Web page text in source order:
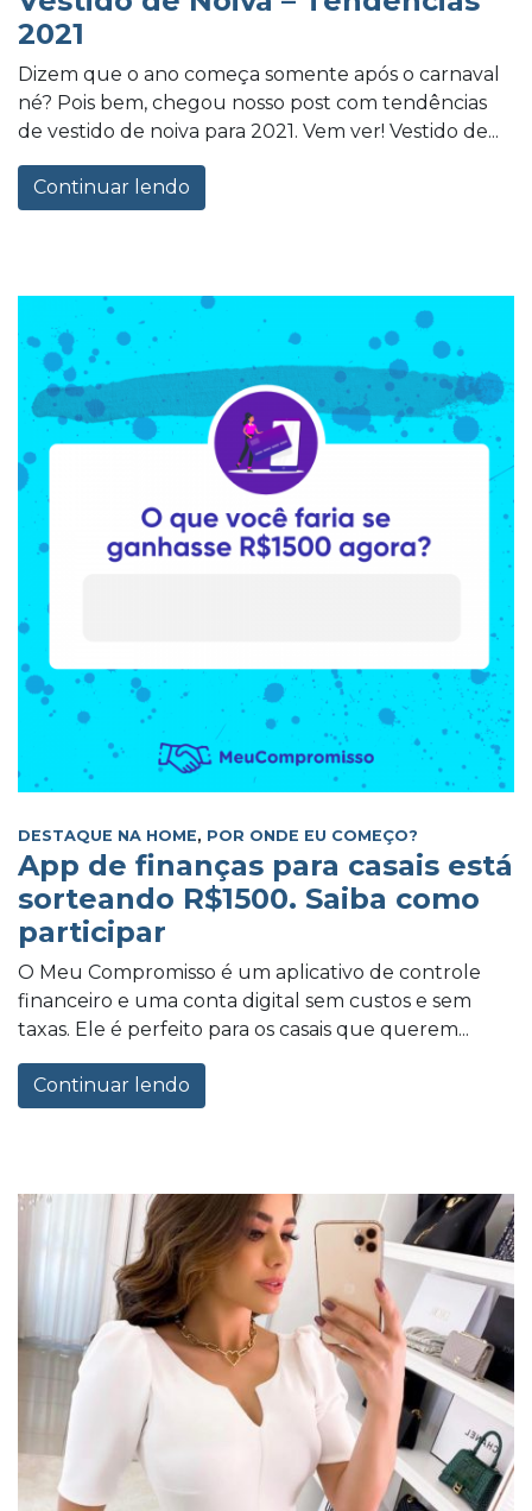
2021
Dizem que o ano começa somente após o carnaval
né? Pois bem, chegou nosso post com tendências
de vestido de noiva para 2021. Vem ver! Vestido de...
Continuar lendo
DESTAQUE NA HOME, POR ONDE EU COMEÇO?
App de finanças para casais está
sorteando R$1500. Saiba como
participar
O Meu Compromisso é um aplicativo de controle
financeiro e uma conta digital sem custos e sem
taxas. Ele é perfeito para os casais que querem...
Continuar lendo